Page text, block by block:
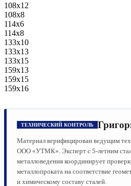
108х12
108х8
114х6
114х8
133х10
133х13
133х15
159х13
159х15
159х16
ТЕХНИЧЕСКИЙ КОНТРОЛЬ
Материал верифицирован ведущим
ООО «УТМК». Эксперт с 5-летним
металловедения координирует
металлопроката на соответствие
и химическому составу сталей.